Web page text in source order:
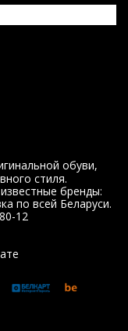
обуви,
стиля.
бренды:
по всей Беларуси.
12